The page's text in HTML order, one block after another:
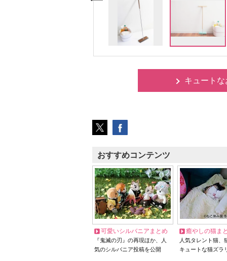
キュート
おすすめコンテンツ
可愛いシルバニアまとめ
『鬼滅の刃』の再現ほか、人
気のシルバニア投稿を公開
癒やしの猫ま
人気タレント猫
キュートな猫ズラ